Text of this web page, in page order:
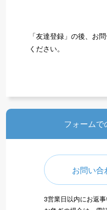
「友達登録」の後、お
ください。
フォーム
お問い合
3営業日以内にお返事